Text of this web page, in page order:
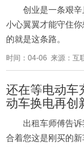
创业是一条艰
小心翼翼才能守住
的就是这条路。
时间：04-06 来源：互
还在等电动车
动车换电再创
出租车师傅告
合着您这是刚买的